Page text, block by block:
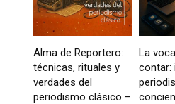
Alma de Reportero:
técnicas, rituales y
verdades del
periodismo clásico –
La
contar: